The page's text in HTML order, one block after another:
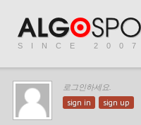
SINCE 2007
로그인하세요.
sign in sign up